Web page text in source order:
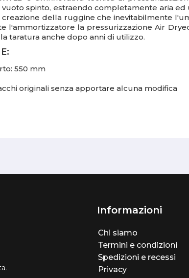
spinto, estraendo completamente aria
della ruggine che inevitabilmente
l'ammortizzatore la pressurizzazione Air
taratura anche dopo anni di utilizzo.
550 mm
originali senza apportare alcuna modifica
Informazioni
Chi siamo
Termini e condizioni
Spedizioni e recessi
Privacy